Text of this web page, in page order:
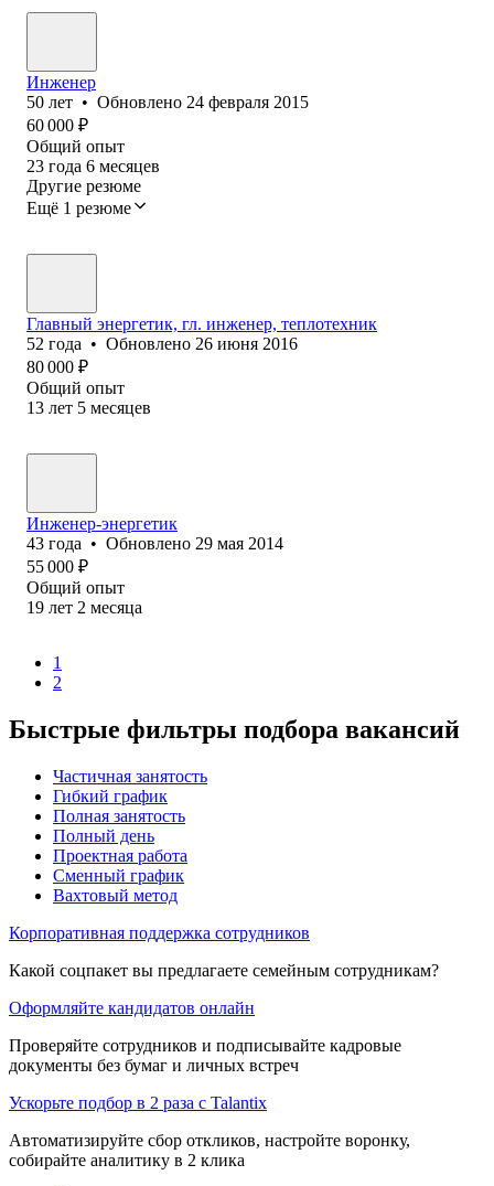
Инженер
50 лет • Обновлено 24 февраля 2015
60 000 ₽
Общий опыт
23 года 6 месяцев
Другие резюме
Ещё 1 резюме
Главный энергетик, гл. инженер, теплотехник
52 года • Обновлено 26 июня 2016
80 000 ₽
Общий опыт
13 лет 5 месяцев
Инженер-энергетик
43 года • Обновлено 29 мая 2014
55 000 ₽
Общий опыт
19 лет 2 месяца
1
2
Быстрые фильтры подбора вакансий
Частичная занятость
Гибкий график
Полная занятость
Полный день
Проектная работа
Сменный график
Вахтовый метод
Корпоративная поддержка сотрудников
Какой соцпакет вы предлагаете семейным сотрудникам?
Оформляйте кандидатов онлайн
Проверяйте сотрудников и подписывайте кадровые
документы без бумаг и личных встреч
Ускорьте подбор в 2 раза с Talantix
Автоматизируйте сбор откликов, настройте воронку,
собирайте аналитику в 2 клика